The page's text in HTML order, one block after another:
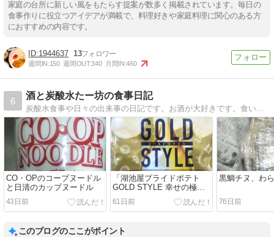
家庭の台所に新しい風をもたらす提案が数多く掲載されています。毎日の
食事作りに役立つアイデアが満載で、料理好きや家庭料理に関心のある方
におすすめの内容です。
1944637 13
週間IN:150 週間OUT:340 月間IN:460
6
酒と炭酸水たー坊の食事日記
CO・OPのコープヌードル
と日清のカップヌードル
43日前
「湖池屋プライドポテト
GOLD STYLE 幸せの極み
だし 食塩不使用」「やみつ
きエンドレス製法」
61日前
黒鯛チヌ、わ
76日前
このブログのここがポイント